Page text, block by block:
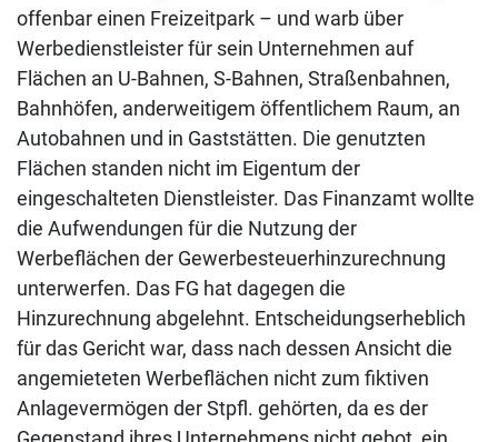
offenbar einen Freizeitpark – und warb über
Werbedienstleister für sein Unternehmen auf
Flächen an U-Bahnen, S-Bahnen, Straßenbahnen,
Bahnhöfen, anderweitigem öffentlichem Raum, an
Autobahnen und in Gaststätten. Die genutzten
Flächen standen nicht im Eigentum der
eingeschalteten Dienstleister. Das Finanzamt wollte
die Aufwendungen für die Nutzung der
Werbeflächen der Gewerbesteuerhinzurechnung
unterwerfen. Das FG hat dagegen die
Hinzurechnung abgelehnt. Entscheidungserheblich
für das Gericht war, dass nach dessen Ansicht die
angemieteten Werbeflächen nicht zum fiktiven
Anlagevermögen der Stpfl. gehörten, da es der